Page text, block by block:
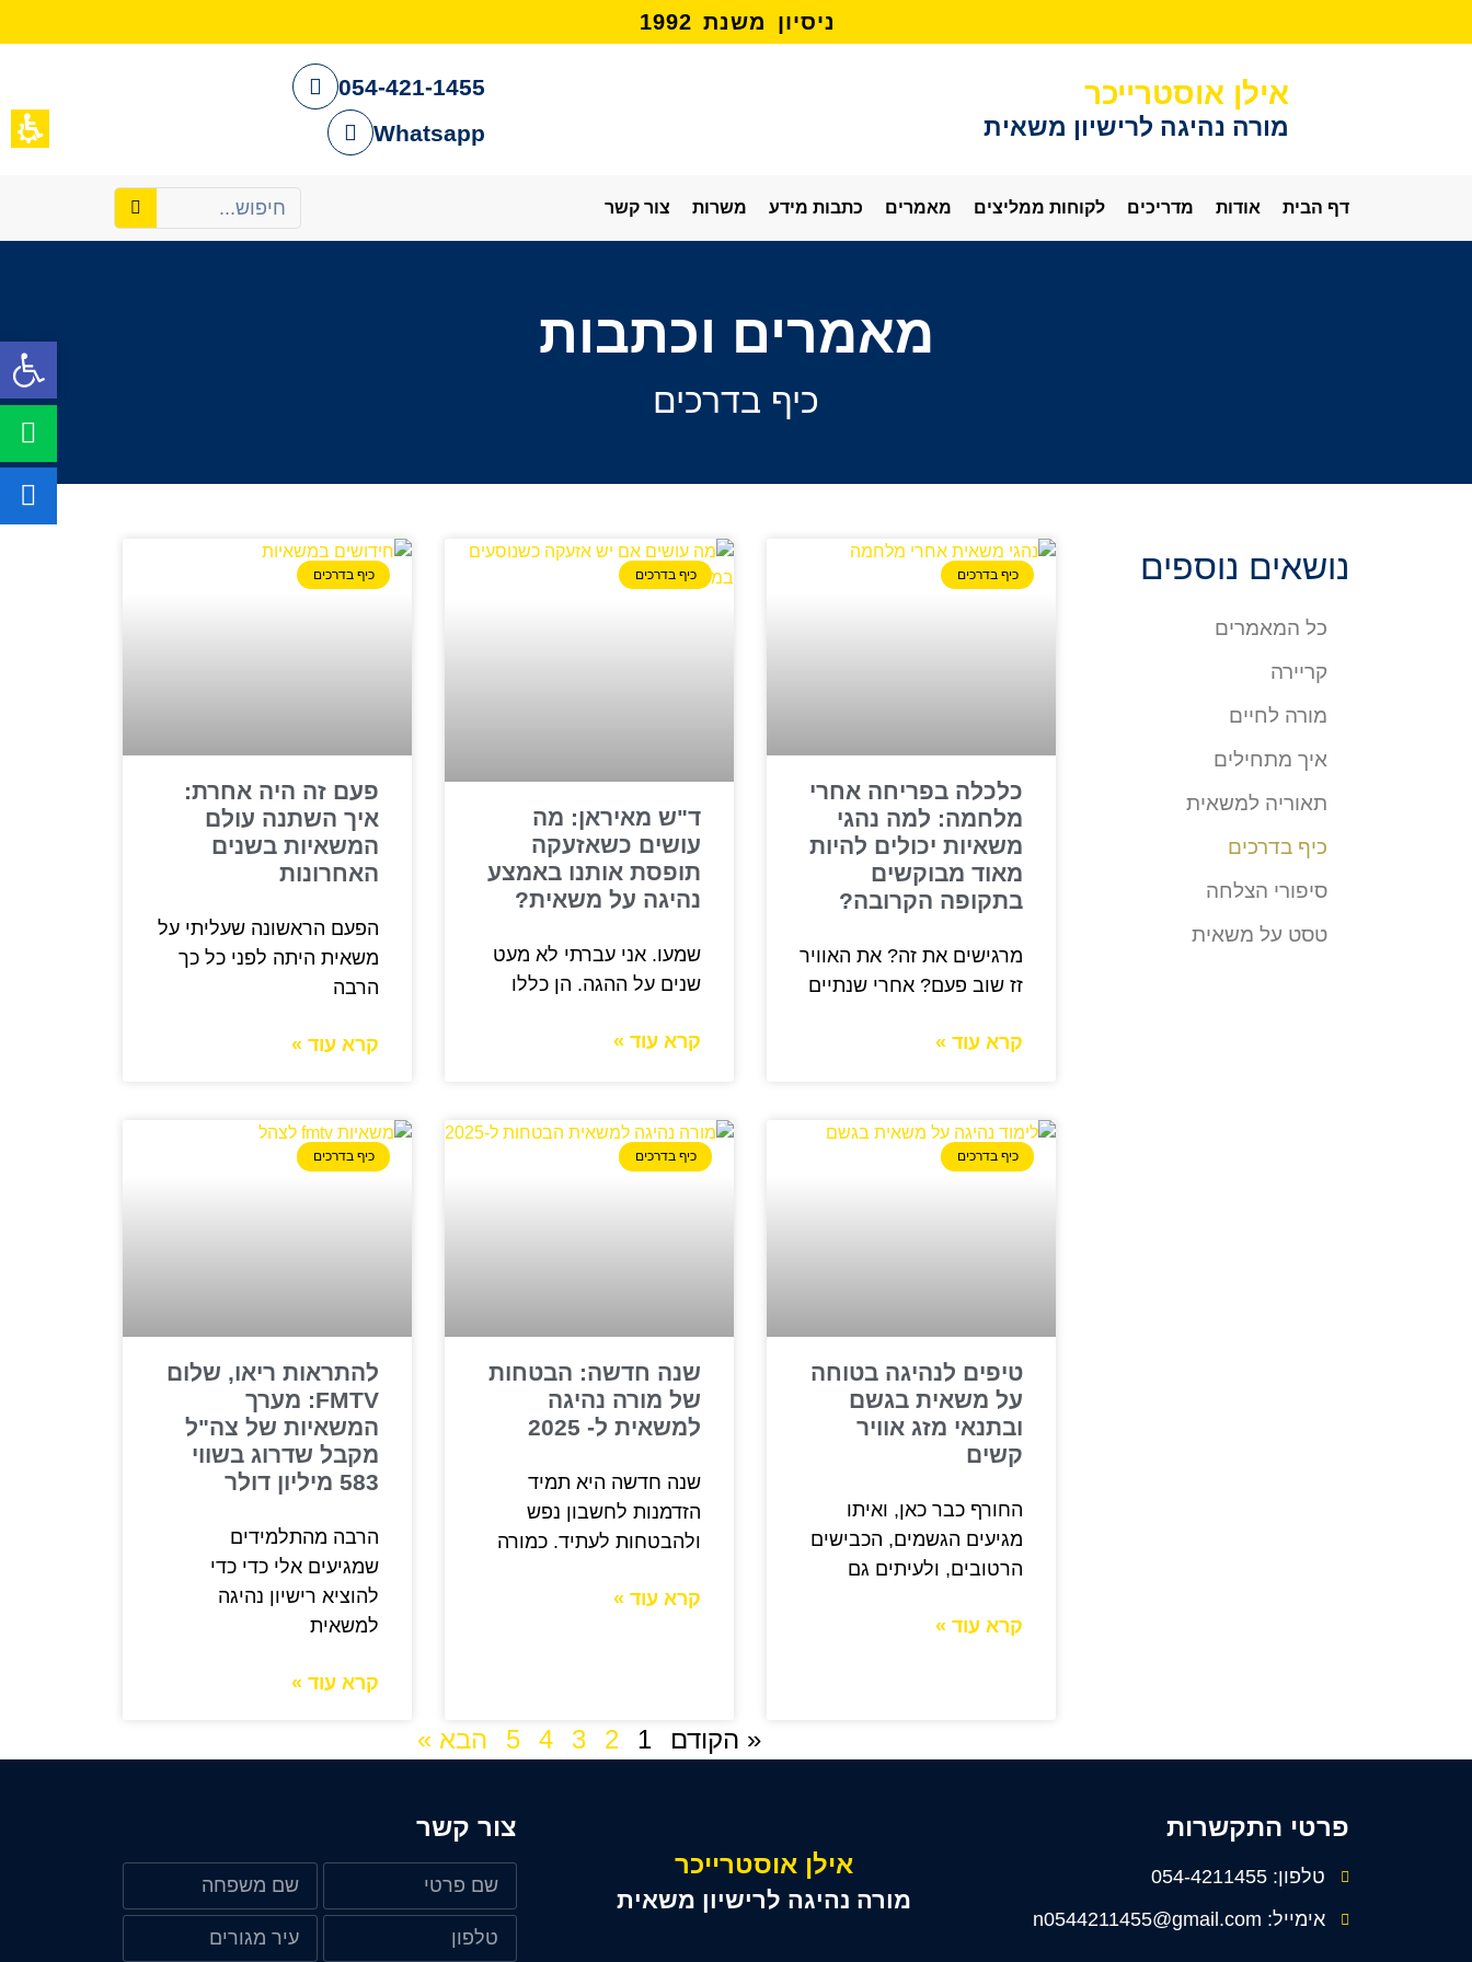
ניסיון משנת 2
9
9
1
אילן אוסטרייכר
מורה נהיגה לרישיון משאית
054-421-1455
Whatsapp
דף הבית אודות מדריכים לקוחות ממליצים מאמרים כתבות מידע משרות צור קשר
מאמרים וכתבות
כיף בדרכים
נושאים נוספים
כל המאמרים
קריירה
מורה לחיים
איך מתחילים
תאוריה למשאית
כיף בדרכים
סיפורי הצלחה
טסט על משאית
כיף בדרכים
כלכלה בפריחה אחרי
מלחמה: למה נהגי
משאיות יכולים להיות
מאוד מבוקשים
בתקופה הקרובה?
מרגישים את זה? את האוויר
זז שוב פעם? אחרי שנתיים
קרא עוד »
כיף בדרכים
ד"ש מאיראן: מה
עושים כשאזעקה
תופסת אותנו באמצע
נהיגה על משאית?
שמעו. אני עברתי לא מעט
שנים על ההגה. הן כללו
קרא עוד »
כיף בדרכים
פעם זה היה אחרת:
איך השתנה עולם
המשאיות בשנים
האחרונות
הפעם הראשונה שעליתי על
משאית היתה לפני כל כך
הרבה
קרא עוד »
כיף בדרכים
טיפים לנהיגה בטוחה
על משאית בגשם
ובתנאי מזג אוויר
קשים
החורף כבר כאן, ואיתו
מגיעים הגשמים, הכבישים
הרטובים, ולעיתים גם
קרא עוד »
כיף בדרכים
שנה חדשה: הבטחות
של מורה נהיגה
למשאית ל- 2025
שנה חדשה היא תמיד
הזדמנות לחשבון נפש
ולהבטחות לעתיד. כמורה
קרא עוד »
כיף בדרכים
להתראות ריאו, שלום
FMTV: מערך
המשאיות של צה"ל
מקבל שדרוג בשווי
583 מיליון דולר
הרבה מהתלמידים
שמגיעים אלי כדי כדי
להוציא רישיון נהיגה
למשאית
קרא עוד »
« הקודם 1
2
3
4
5 הבא »
פרטי התקשרות
טלפון: 054-4211455
אימייל: n0544211455@gmail.com
אילן אוסטרייכר
מורה נהיגה לרישיון משאית
צור קשר
פתח סרגל נגישות